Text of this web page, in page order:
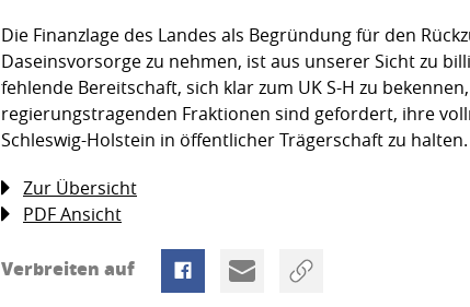
Die Finanzlage des Landes als Begründung für den
Daseinsvorsorge zu nehmen, ist aus unserer Sicht zu
fehlende Bereitschaft, sich klar zum UK S-H zu
regierungstragenden Fraktionen sind gefordert, ihre
Schleswig-Holstein in öffentlicher Trägerschaft zu halten.
Zur Übersicht
PDF Ansicht
Verbreiten auf